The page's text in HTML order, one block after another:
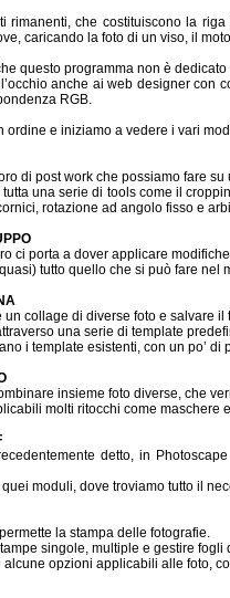
rimanenti, che costituiscono la
caricando la foto di un viso, il
questo programma non è
l’occhio anche ai web designer
RGB.
ordine e iniziamo a vedere i vari
di post work che possiamo fare
una serie di tools come il
rotazione ad angolo fisso e
ci porta a dover applicare
tutto quello che si può fare
un collage di diverse foto e salvare il
una serie di template
i template esistenti, con un po’
insieme foto diverse, che
molti ritocchi come maschere
detto, in
moduli, dove troviamo tutto il
la stampa delle fotografie.
singole, multiple e gestire
opzioni applicabili alle foto,